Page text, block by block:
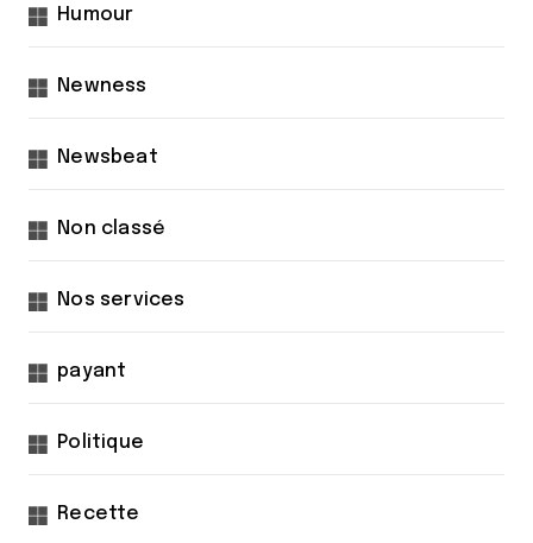
Humour
Newness
Newsbeat
Non classé
Nos services
payant
Politique
Recette